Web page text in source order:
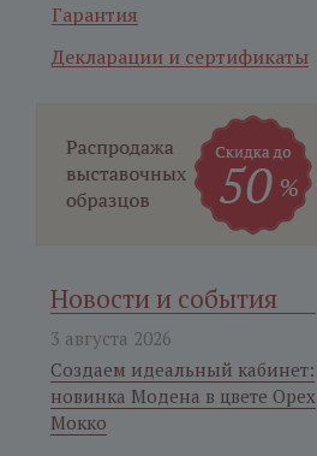
Гарантия
Декларации и сертификаты
Новости и события
3 августа 2026
Создаем идеальный кабинет:
новинка Модена в цвете Орех
Мокко